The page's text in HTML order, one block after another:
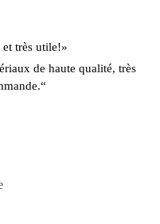
très utile!»
de haute qualité, très
“